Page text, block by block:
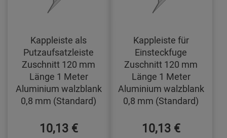
Kappleiste als
Putzaufsatzleiste
Zuschnitt 120 mm
Länge 1 Meter
Aluminium walzblank
0,8 mm (Standard)
10,13 €
Kappleiste für
Einsteckfuge
Zuschnitt 120 mm
Länge 1 Meter
Aluminium walzblank
0,8 mm (Standard)
10,13 €